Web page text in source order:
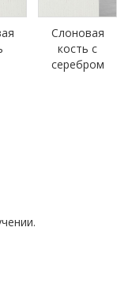
Слоновая
кость с
серебром